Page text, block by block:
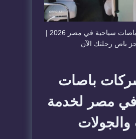
أسعار شركات باصات سياحية في مصر 2026 |
باص رحلتك الآن
باصات
في مصر لخدمة
والجولات